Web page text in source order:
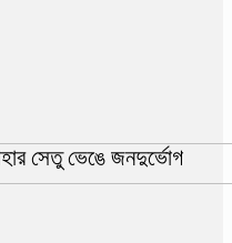
সেতু ভেঙে জনদুর্ভোগ